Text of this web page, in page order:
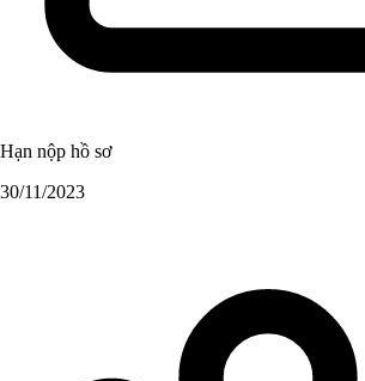
Hạn nộp hồ sơ
30/11/2023